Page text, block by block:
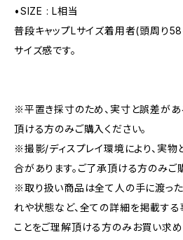
•SIZE : L相当
普段キャップLサイズ着用者(頭周り
サイズ感です。
※平置き採寸のため、実寸と誤差があ
頂ける方のみご購入ください。
※撮影/ディスプレイ環境により、実物
合があります。ご了承頂ける方のみご
※取り扱い商品は全て人の手に渡った
れや状態など、全ての詳細を掲載す
ことをご理解頂ける方のみお買い求め